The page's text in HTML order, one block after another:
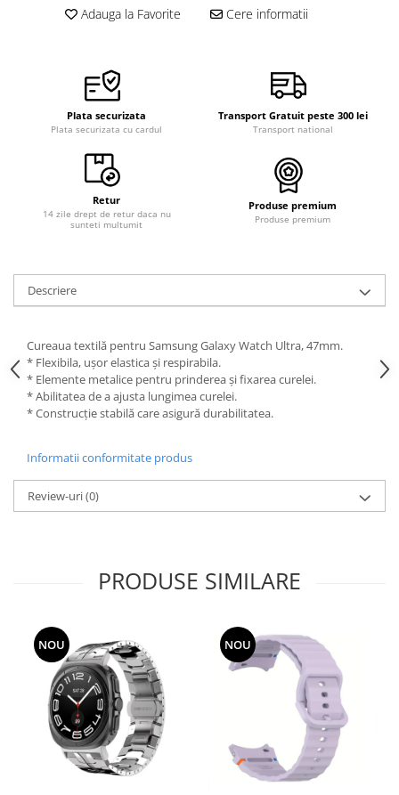
Curele Casio
Curele metalice
Curele militare
Curele piele
Curele Samsung Watch
Curele textile
Ciocane Miniatura
Curatare Bijuterii
Dispozitive Bratari
Dispozitive Inele
Dispozitive Margelit
Fierastraie / Panze
Mandrine si Burghie
Menghine
Scule de Mana
Turnare, Lipire, Finisare
PROMOTII Curele Apple Watch
PROMOTII Curele Garmin
PROMOTII Scule Bijutier
PROMOTII Scule Ceasornicar
Adauga la Favorite Cere informatii
Plata securizata
Plata securizata cu cardul
Transport Gratuit peste 300 lei
Transport national
Retur
14 zile drept de retur daca nu
sunteti multumit
Produse premium
Produse premium
Descriere
Cureaua textilă pentru Samsung Galaxy Watch Ultra, 47mm.
* Flexibila, ușor elastica și respirabila.
* Elemente metalice pentru prinderea și fixarea curelei.
* Abilitatea de a ajusta lungimea curelei.
* Construcție stabilă care asigură durabilitatea.
Informatii conformitate produs
Review-uri(0)
PRODUSE SIMILARE
NOU NOU